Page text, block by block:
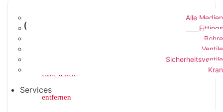
Alle Medien
Fittings
Rohre
Ventile
Sicherheitsventile
Kran
Services
0
Liste teilen
entfernen